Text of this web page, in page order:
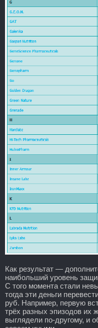
Как результат —
наибольший уровень
С того момента стали
тогда эти деньги
руб. Например, первую
трёх разных эпизодов их
выглядели по-другому, и